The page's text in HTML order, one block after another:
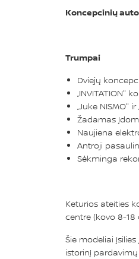
Koncepcinių
Trumpai
Dviejų
„INVITATION"
„Juke NISMO"
Žadamas
Naujiena
Antroji
Sėkminga
Keturios ateities
centre (kovo 8-18
Šie modeliai
istorinį